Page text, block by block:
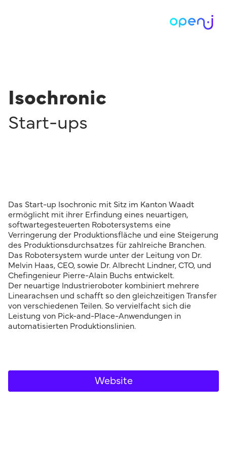
Isochronic
Start-ups
Das Start-up Isochronic mit Sitz im Kanton Waadt
ermöglicht mit ihrer Erfindung eines neuartigen,
softwartegesteuerten Robotersystems eine
Verringerung der Produktionsfläche und eine Steigerung
des Produktionsdurchsatzes für zahlreiche Branchen.
Das Robotersystem wurde unter der Leitung von Dr.
Melvin Haas, CEO, sowie Dr. Albrecht Lindner, CTO, und
Chefingenieur Pierre-Alain Buchs entwickelt.
Der neuartige Industrieroboter kombiniert mehrere
Linearachsen und schafft so den gleichzeitigen Transfer
von verschiedenen Teilen. So vervielfacht sich die
Leistung von Pick-and-Place-Anwendungen in
automatisierten Produktionslinien.
Website